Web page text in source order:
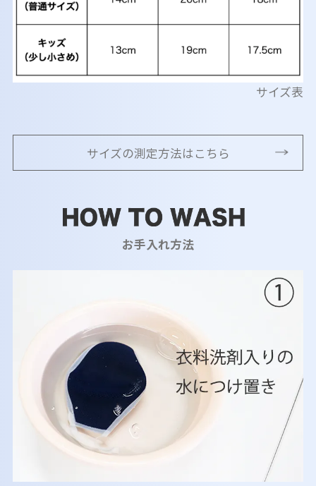
サイズ表
サイズの測定方法はこちら
お手入れ方法